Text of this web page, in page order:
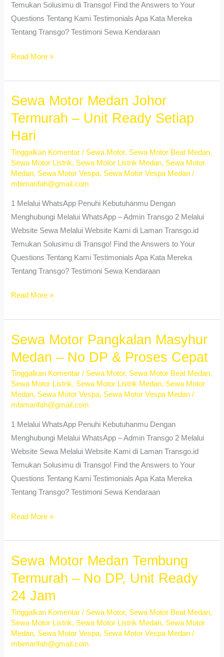
Temukan Solusimu di Transgo! Find the Answers to Your
Questions Tentang Kami Testimonials Apa Kata Mereka
Tentang Transgo? Testimoni Sewa Kendaraan
Sewa
Simpang
Selayang
–
Dekat
Kampus
&
Kost
Read More »
Sewa Motor Medan Johor
Termurah – Unit Ready Setiap
Hari
Tinggalkan Komentar / Sewa Motor, Sewa Motor Beat Medan,
Sewa Motor Listrik, Sewa Motor Listrik Medan, Sewa Motor
Medan, Sewa Motor Vespa, Sewa Motor Vespa Medan /
mbimarifah@gmail.com
1 Melalui WhatsApp Penuhi Kebutuhanmu Dengan
Menghubungi Melalui WhatsApp – Admin Transgo 2 Melalui
Website Sewa Melalui Website Kami di Laman Transgo.id
Temukan Solusimu di Transgo! Find the Answers to Your
Questions Tentang Kami Testimonials Apa Kata Mereka
Tentang Transgo? Testimoni Sewa Kendaraan
Sewa
Medan
Johor
–
Unit
Ready
Setiap
Read More »
Sewa Motor Pangkalan Masyhur
Medan – No DP & Proses Cepat
Tinggalkan Komentar / Sewa Motor, Sewa Motor Beat Medan,
Sewa Motor Listrik, Sewa Motor Listrik Medan, Sewa Motor
Medan, Sewa Motor Vespa, Sewa Motor Vespa Medan /
mbimarifah@gmail.com
1 Melalui WhatsApp Penuhi Kebutuhanmu Dengan
Menghubungi Melalui WhatsApp – Admin Transgo 2 Melalui
Website Sewa Melalui Website Kami di Laman Transgo.id
Temukan Solusimu di Transgo! Find the Answers to Your
Questions Tentang Kami Testimonials Apa Kata Mereka
Tentang Transgo? Testimoni Sewa Kendaraan
Sewa
Pangkalan
Masyhur
–
No
DP
&
Proses
Read More »
Sewa Motor Medan Tembung
Termurah – No DP, Unit Ready
24 Jam
Tinggalkan Komentar / Sewa Motor, Sewa Motor Beat Medan,
Sewa Motor Listrik, Sewa Motor Listrik Medan, Sewa Motor
Medan, Sewa Motor Vespa, Sewa Motor Vespa Medan /
mbimarifah@gmail.com